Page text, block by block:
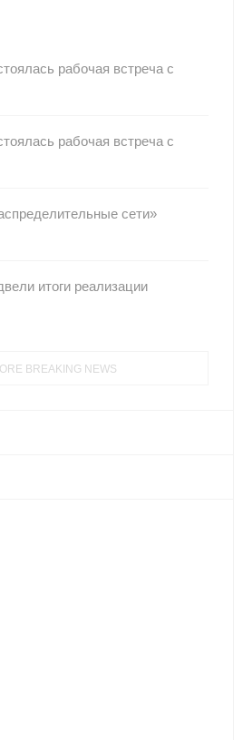
рабочая встреча с
рабочая встреча с
сети»
итоги реализации
BREAKING NEWS